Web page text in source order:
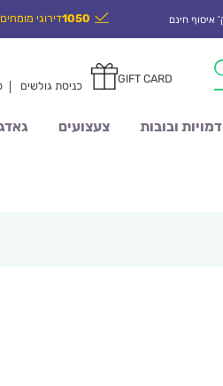
1050דירוגי מומחים
GIFT CARD כניסת גולשים
דמויות ובובות צעצועים